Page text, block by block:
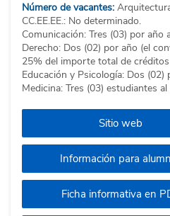
Número de vacantes:
CC.EE.EE.: No determinado.
Comunicación: Tres (03) por año
Derecho: Dos (02) por año (el
25% del importe total de
Educación y Psicología: Dos (02)
Medicina: Tres (03) estudiantes al
Sitio web
Información para
Ficha informativa en